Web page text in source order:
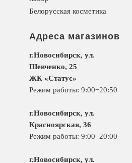
Белорусская косметика
Адреса магазинов
г.Новосибирск, ул.
Шевченко, 25
ЖК «Статус»
Режим работы: 9:00−20:50
г.Новосибирск, ул.
Красноярская, 36
Режим работы: 9:00−20:00
г.Новосибирск, ул.